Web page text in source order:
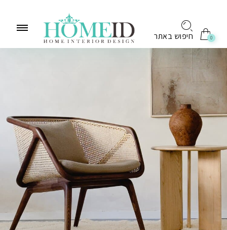
חיפוש באתר 0